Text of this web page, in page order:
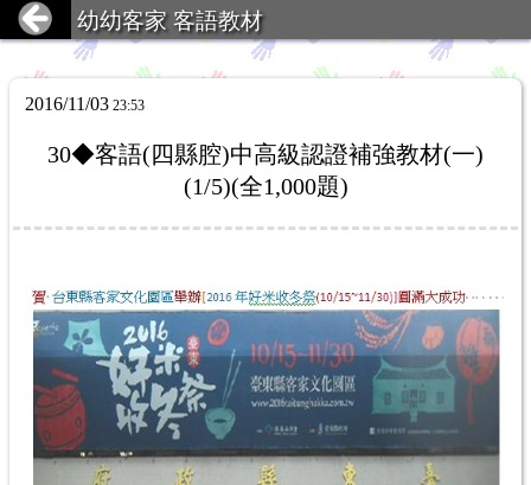
幼幼客家 客語教材
2016/11/03 23:53
30◆客語(四縣腔)中高級認證補強教材(一)
(1/5)(全1,000題)